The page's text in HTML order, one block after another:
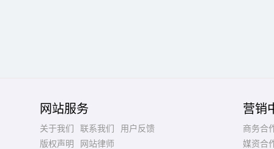
网站服务
关于我们 联系我们
用户反馈
版权声明
网站律师
营销
商务合
媒资合